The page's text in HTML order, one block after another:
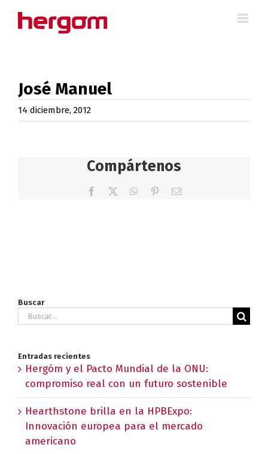
José Manuel
14 diciembre, 2012
Compártenos
Facebook WhatsApp
PinterestCorreo
Buscar
Buscar:
Entradas recientes
Hergóm y el Pacto Mundial de la ONU:
compromiso real con un futuro sostenible
Hearthstone brilla en la HPBExpo:
Innovación europea para el mercado
americano